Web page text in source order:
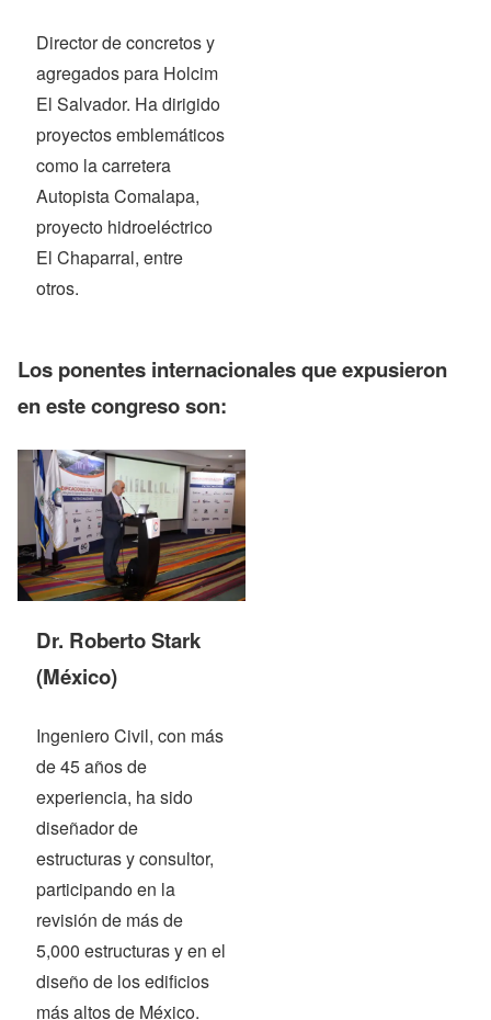
Director de concretos y
agregados para Holcim
El Salvador. Ha dirigido
proyectos emblemáticos
como la carretera
Autopista Comalapa,
proyecto hidroeléctrico
El Chaparral, entre
otros.
Los ponentes internacionales que expusieron
en este congreso son:
Dr. Roberto Stark
(México)
Ingeniero Civil, con más
de 45 años de
experiencia, ha sido
diseñador de
estructuras y consultor,
participando en la
revisión de más de
5,000 estructuras y en el
diseño de los edificios
más altos de México.